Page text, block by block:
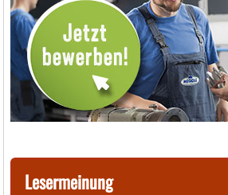
Lesermeinung